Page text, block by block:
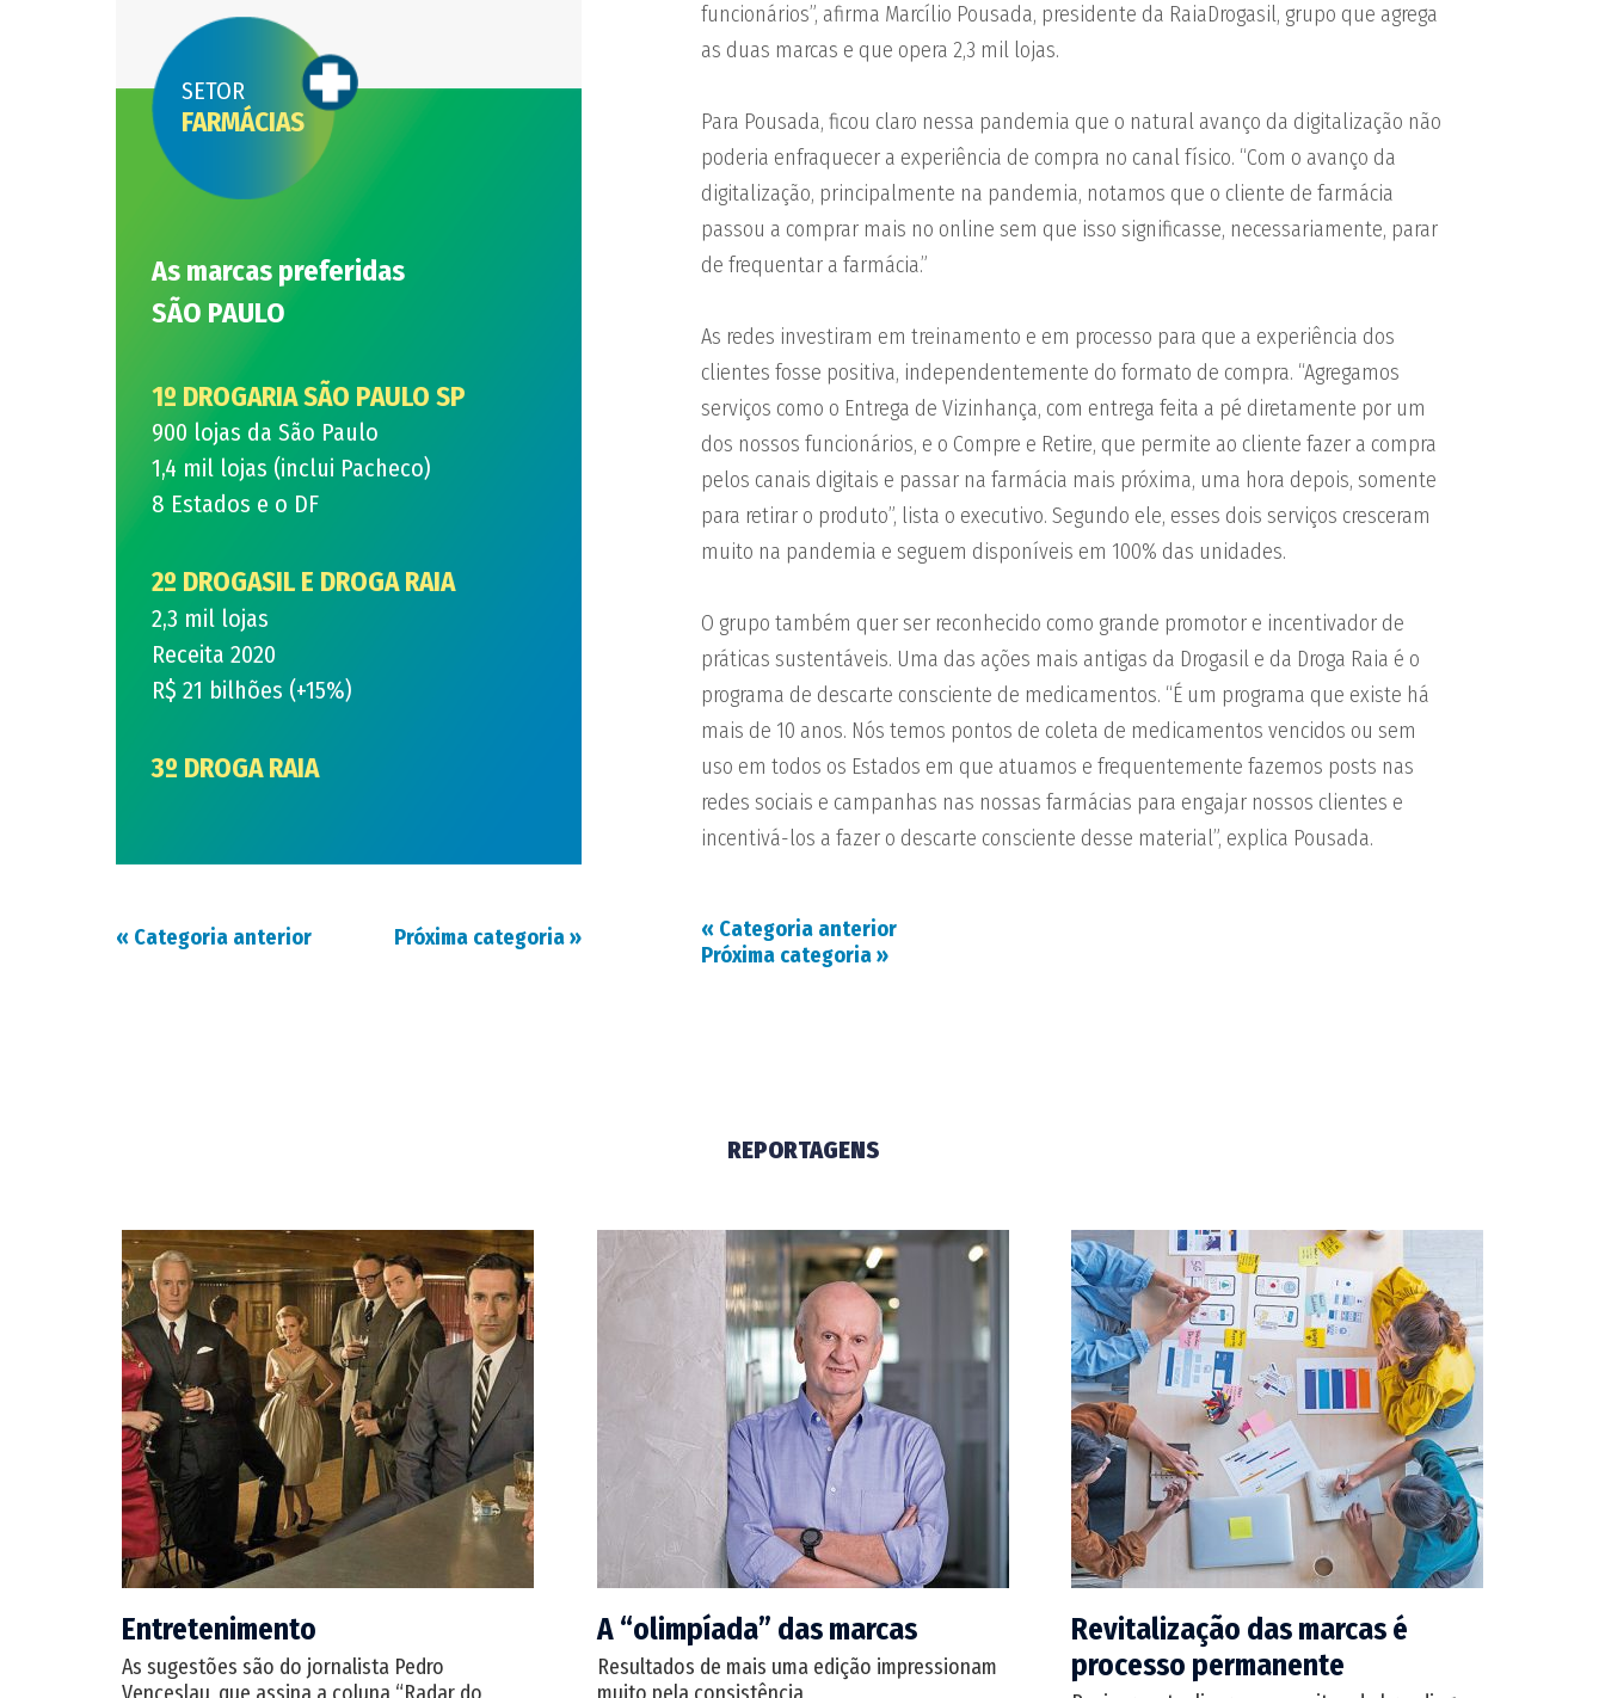
SETOR
FARMÁCIAS
As marcas preferidas
SÃO PAULO
1º DROGARIA SÃO PAULO SP
900 lojas da São Paulo
1,4 mil lojas (inclui Pacheco)
8 Estados e o DF
2º DROGASIL E DROGA RAIA
2,3 mil lojas
Receita 2020
R$ 21 bilhões (+15%)
3º DROGA RAIA
« Categoria anterior Próxima categoria»
funcionários”, afirma Marcílio Pousada, presidente da RaiaDrogasil, grupo que agrega
as duas marcas e que opera 2,3 mil lojas.
Para Pousada, ficou claro nessa pandemia que o natural avanço da digitalização não
poderia enfraquecer a experiência de compra no canal físico. “Com o avanço da
digitalização, principalmente na pandemia, notamos que o cliente de farmácia
passou a comprar mais no online sem que isso significasse, necessariamente, parar
de frequentar a farmácia.”
As redes investiram em treinamento e em processo para que a experiência dos
clientes fosse positiva, independentemente do formato de compra. “Agregamos
serviços como o Entrega de Vizinhança, com entrega feita a pé diretamente por um
dos nossos funcionários, e o Compre e Retire, que permite ao cliente fazer a compra
pelos canais digitais e passar na farmácia mais próxima, uma hora depois, somente
para retirar o produto”, lista o executivo. Segundo ele, esses dois serviços cresceram
muito na pandemia e seguem disponíveis em 100% das unidades.
O grupo também quer ser reconhecido como grande promotor e incentivador de
práticas sustentáveis. Uma das ações mais antigas da Drogasil e da Droga Raia é o
programa de descarte consciente de medicamentos. “É um programa que existe há
mais de 10 anos. Nós temos pontos de coleta de medicamentos vencidos ou sem
uso em todos os Estados em que atuamos e frequentemente fazemos posts nas
redes sociais e campanhas nas nossas farmácias para engajar nossos clientes e
incentivá-los a fazer o descarte consciente desse material”, explica Pousada.
« Categoria anterior
Próxima categoria»
REPORTAGENS
Entretenimento
As sugestões são do jornalista Pedro
A “olimpíada” das marcas
Resultados de mais uma edição impressionam
Revitalização das marcas é
processo permanente